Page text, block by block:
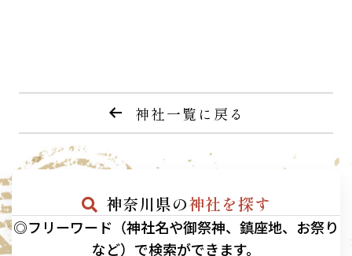
神社一覧に戻る
神奈川県の神社を探す
◎フリーワード（神社名や御祭神、鎮座地、お祭り
など）で検索ができます。